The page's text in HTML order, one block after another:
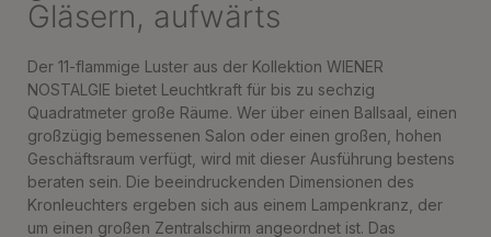
Gläsern, aufwärts
Der 11-flammige Luster aus der Kollektion WIENER
NOSTALGIE bietet Leuchtkraft für bis zu sechzig
Quadratmeter große Räume. Wer über einen Ballsaal, einen
großzügig bemessenen Salon oder einen großen, hohen
Geschäftsraum verfügt, wird mit dieser Ausführung bestens
beraten sein. Die beeindruckenden Dimensionen des
Kronleuchters ergeben sich aus einem Lampenkranz, der
um einen großen Zentralschirm angeordnet ist. Das